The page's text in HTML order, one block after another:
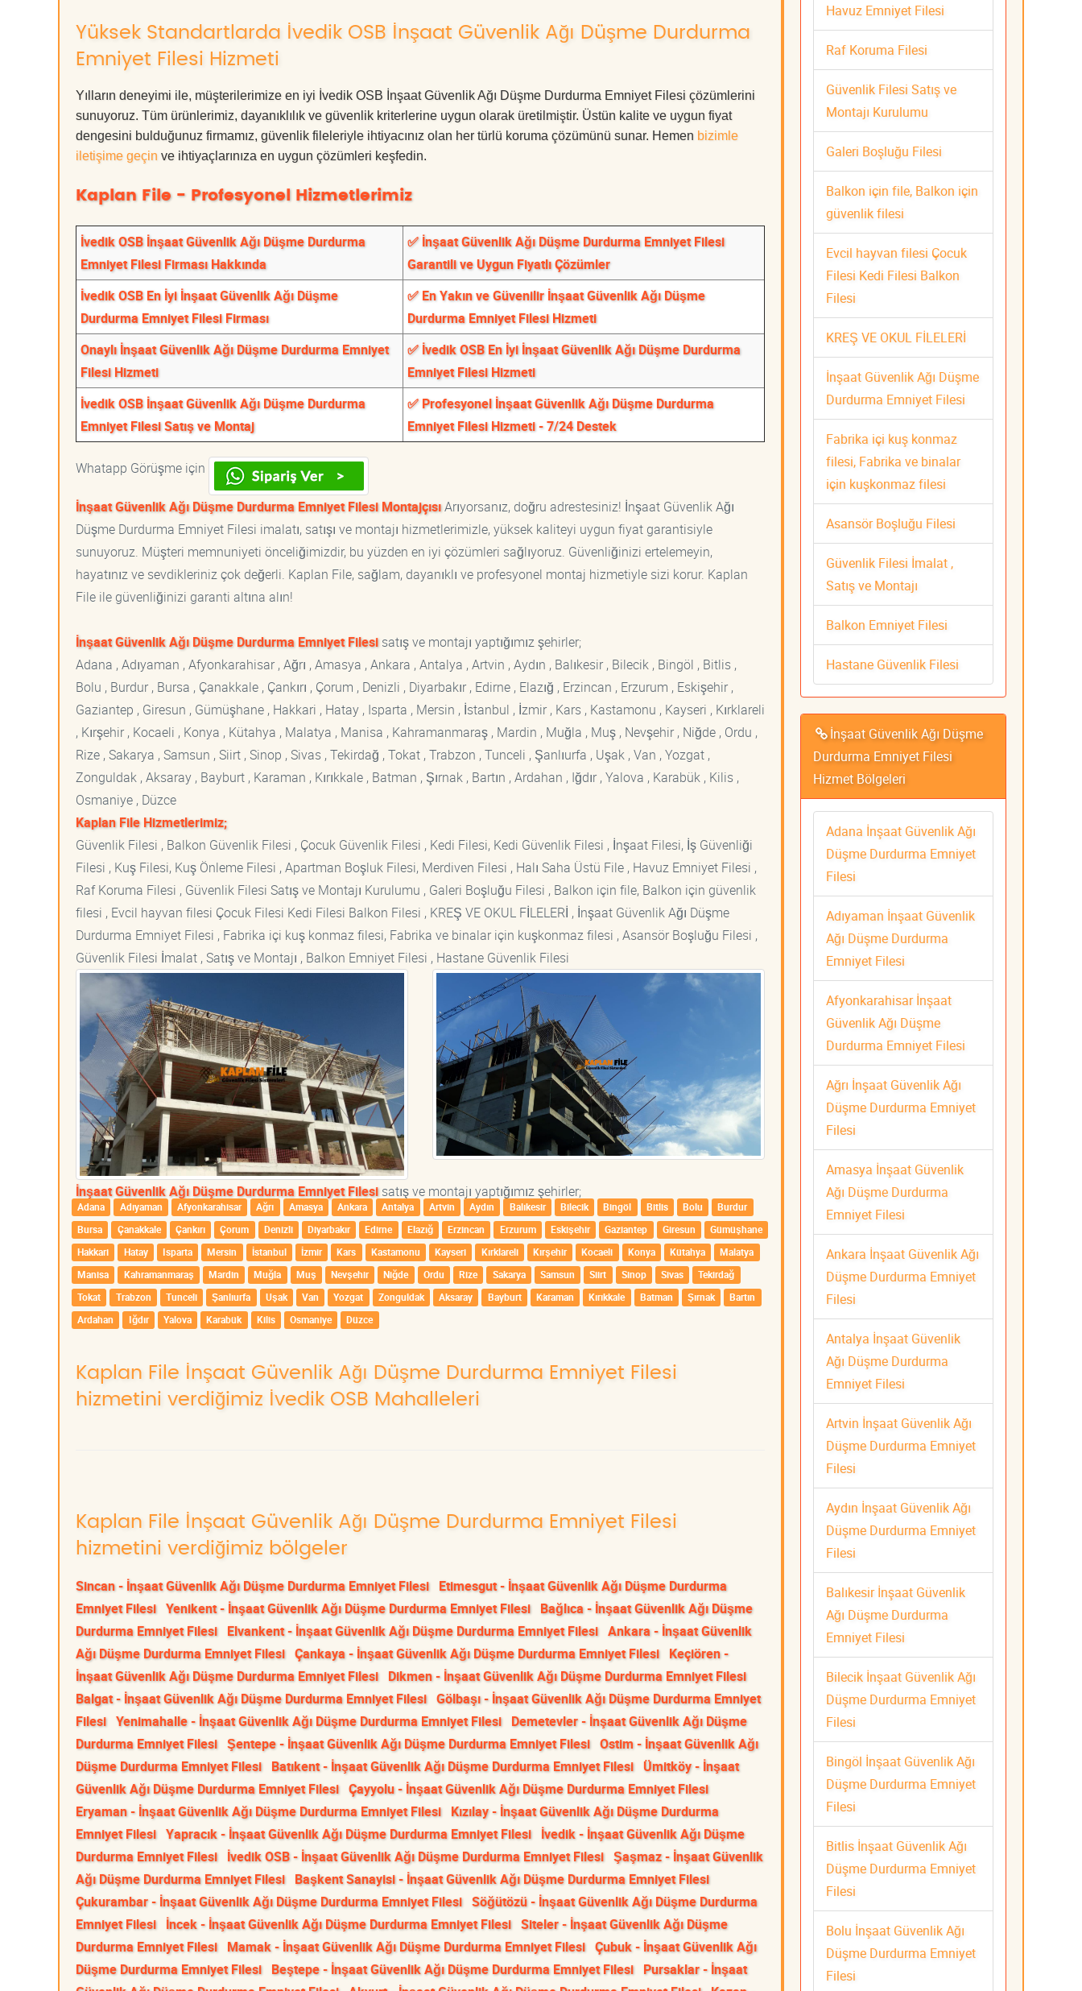
Yüksek Standartlarda İvedik OSB İnşaat Güvenlik Ağı Düşme Durdurma
Emniyet Filesi Hizmeti
Yılların deneyimi ile, müşterilerimize en iyi İvedik OSB İnşaat Güvenlik Ağı Düşme Durdurma Emniyet Filesi çözümlerini
sunuyoruz. Tüm ürünlerimiz, dayanıklılık ve güvenlik kriterlerine uygun olarak üretilmiştir. Üstün kalite ve uygun fiyat
dengesini bulduğunuz firmamız, güvenlik fileleriyle ihtiyacınız olan her türlü koruma çözümünü sunar. Hemen bizimle
iletişime geçin ve ihtiyaçlarınıza en uygun çözümleri keşfedin.
Kaplan File - Profesyonel Hizmetlerimiz
İvedik OSB İnşaat Güvenlik Ağı Düşme Durdurma
Emniyet Filesi Firması Hakkında
✅ İnşaat Güvenlik Ağı Düşme Durdurma Emniyet Filesi
Garantili ve Uygun Fiyatlı Çözümler
İvedik OSB En İyi İnşaat Güvenlik Ağı Düşme
Durdurma Emniyet Filesi Firması
✅ En Yakın ve Güvenilir İnşaat Güvenlik Ağı Düşme
Durdurma Emniyet Filesi Hizmeti
Onaylı İnşaat Güvenlik Ağı Düşme Durdurma Emniyet
Filesi Hizmeti
✅ İvedik OSB En İyi İnşaat Güvenlik Ağı Düşme Durdurma
Emniyet Filesi Hizmeti
İvedik OSB İnşaat Güvenlik Ağı Düşme Durdurma
Emniyet Filesi Satış ve Montaj
✅ Profesyonel İnşaat Güvenlik Ağı Düşme Durdurma
Emniyet Filesi Hizmeti - 7/24 Destek
Whatapp Görüşme için
İnşaat Güvenlik Ağı Düşme Durdurma Emniyet Filesi MontajçısıArıyorsanız, doğru adrestesiniz! İnşaat Güvenlik Ağı
Düşme Durdurma Emniyet Filesi imalatı, satışı ve montajı hizmetlerimizle, yüksek kaliteyi uygun fiyat garantisiyle
sunuyoruz. Müşteri memnuniyeti önceliğimizdir, bu yüzden en iyi çözümleri sağlıyoruz. Güvenliğinizi ertelemeyin,
hayatınız ve sevdikleriniz çok değerli. Kaplan File, sağlam, dayanıklı ve profesyonel montaj hizmetiyle sizi korur. Kaplan
File ile güvenliğinizi garanti altına alın!
İnşaat Güvenlik Ağı Düşme Durdurma Emniyet Filesisatış ve montajı yaptığımız şehirler;
Adana , Adıyaman , Afyonkarahisar , Ağrı , Amasya , Ankara , Antalya , Artvin , Aydın , Balıkesir , Bilecik , Bingöl , Bitlis ,
Bolu , Burdur , Bursa , Çanakkale , Çankırı , Çorum , Denizli , Diyarbakır , Edirne , Elazığ , Erzincan , Erzurum , Eskişehir ,
Gaziantep , Giresun , Gümüşhane , Hakkari , Hatay , Isparta , Mersin , İstanbul , İzmir , Kars , Kastamonu , Kayseri , Kırklareli
, Kırşehir , Kocaeli , Konya , Kütahya , Malatya , Manisa , Kahramanmaraş , Mardin , Muğla , Muş , Nevşehir , Niğde , Ordu ,
Rize , Sakarya , Samsun , Siirt , Sinop , Sivas , Tekirdağ , Tokat , Trabzon , Tunceli , Şanlıurfa , Uşak , Van , Yozgat ,
Zonguldak , Aksaray , Bayburt , Karaman , Kırıkkale , Batman , Şırnak , Bartın , Ardahan , Iğdır , Yalova , Karabük , Kilis ,
Osmaniye , Düzce
Kaplan File Hizmetlerimiz;
Güvenlik Filesi , Balkon Güvenlik Filesi , Çocuk Güvenlik Filesi , Kedi Filesi, Kedi Güvenlik Filesi , İnşaat Filesi, İş Güvenliği
Filesi , Kuş Filesi, Kuş Önleme Filesi , Apartman Boşluk Filesi, Merdiven Filesi , Halı Saha Üstü File , Havuz Emniyet Filesi ,
Raf Koruma Filesi , Güvenlik Filesi Satış ve Montajı Kurulumu , Galeri Boşluğu Filesi , Balkon için file, Balkon için güvenlik
filesi , Evcil hayvan filesi Çocuk Filesi Kedi Filesi Balkon Filesi , KREŞ VE OKUL FİLELERİ , İnşaat Güvenlik Ağı Düşme
Durdurma Emniyet Filesi , Fabrika içi kuş konmaz filesi, Fabrika ve binalar için kuşkonmaz filesi , Asansör Boşluğu Filesi ,
Güvenlik Filesi İmalat , Satış ve Montajı , Balkon Emniyet Filesi , Hastane Güvenlik Filesi
İnşaat Güvenlik Ağı Düşme Durdurma Emniyet Filesisatış ve montajı yaptığımız şehirler;
Adana Adıyaman Afyonkarahisar Ağrı Amasya Ankara Antalya Artvin Aydın Balıkesir Bilecik Bingöl Bitlis Bolu
Burdur
Bursa
Çanakkale Çankırı Çorum Denizli Diyarbakır Edirne Elazığ Erzincan Erzurum Eskişehir Gaziantep Giresun
Gümüşhane
Hakkari
Hatay Isparta Mersin İstanbul İzmir Kars Kastamonu Kayseri Kırklareli Kırşehir Kocaeli Konya Kütahya
Malatya
Manisa
Kahramanmaraş Mardin Muğla Muş Nevşehir Niğde Ordu Rize Sakarya Samsun Siirt Sinop Sivas
Tekirdağ
Tokat
Trabzon Tunceli Şanlıurfa Uşak Van Yozgat Zonguldak Aksaray Bayburt Karaman Kırıkkale Batman Şırnak
Bartın
Ardahan
Iğdır Yalova Karabük Kilis Osmaniye Düzce
Kaplan File İnşaat Güvenlik Ağı Düşme Durdurma Emniyet Filesi
hizmetini verdiğimiz İvedik OSB Mahalleleri
Kaplan File İnşaat Güvenlik Ağı Düşme Durdurma Emniyet Filesi
hizmetini verdiğimiz bölgeler
Sincan - İnşaat Güvenlik Ağı Düşme Durdurma Emniyet Filesi Etimesgut - İnşaat Güvenlik Ağı Düşme Durdurma
Emniyet Filesi Yenikent - İnşaat Güvenlik Ağı Düşme Durdurma Emniyet Filesi Bağlıca - İnşaat Güvenlik Ağı Düşme
Durdurma Emniyet Filesi Elvankent - İnşaat Güvenlik Ağı Düşme Durdurma Emniyet Filesi Ankara - İnşaat Güvenlik
Ağı Düşme Durdurma Emniyet Filesi Çankaya - İnşaat Güvenlik Ağı Düşme Durdurma Emniyet Filesi Keçiören -
İnşaat Güvenlik Ağı Düşme Durdurma Emniyet Filesi Dikmen - İnşaat Güvenlik Ağı Düşme Durdurma Emniyet Filesi
Balgat - İnşaat Güvenlik Ağı Düşme Durdurma Emniyet Filesi Gölbaşı - İnşaat Güvenlik Ağı Düşme Durdurma Emniyet
Filesi Yenimahalle - İnşaat Güvenlik Ağı Düşme Durdurma Emniyet Filesi Demetevler - İnşaat Güvenlik Ağı Düşme
Durdurma Emniyet Filesi Şentepe - İnşaat Güvenlik Ağı Düşme Durdurma Emniyet Filesi Ostim - İnşaat Güvenlik Ağı
Düşme Durdurma Emniyet Filesi Batıkent - İnşaat Güvenlik Ağı Düşme Durdurma Emniyet Filesi Ümitköy - İnşaat
Güvenlik Ağı Düşme Durdurma Emniyet Filesi Çayyolu - İnşaat Güvenlik Ağı Düşme Durdurma Emniyet Filesi
Eryaman - İnşaat Güvenlik Ağı Düşme Durdurma Emniyet Filesi Kızılay - İnşaat Güvenlik Ağı Düşme Durdurma
Emniyet Filesi Yapracık - İnşaat Güvenlik Ağı Düşme Durdurma Emniyet Filesi İvedik - İnşaat Güvenlik Ağı Düşme
Durdurma Emniyet Filesi İvedik OSB - İnşaat Güvenlik Ağı Düşme Durdurma Emniyet Filesi Şaşmaz - İnşaat Güvenlik
Ağı Düşme Durdurma Emniyet Filesi Başkent Sanayisi - İnşaat Güvenlik Ağı Düşme Durdurma Emniyet Filesi
Çukurambar - İnşaat Güvenlik Ağı Düşme Durdurma Emniyet Filesi Söğütözü - İnşaat Güvenlik Ağı Düşme Durdurma
Emniyet Filesi İncek - İnşaat Güvenlik Ağı Düşme Durdurma Emniyet Filesi Siteler - İnşaat Güvenlik Ağı Düşme
Durdurma Emniyet Filesi Mamak - İnşaat Güvenlik Ağı Düşme Durdurma Emniyet Filesi Çubuk - İnşaat Güvenlik Ağı
Düşme Durdurma Emniyet Filesi Beştepe - İnşaat Güvenlik Ağı Düşme Durdurma Emniyet Filesi Pursaklar - İnşaat
Havuz Emniyet Filesi
Raf Koruma Filesi
Güvenlik Filesi Satış ve
Montajı Kurulumu
Galeri Boşluğu Filesi
Balkon için file, Balkon için
güvenlik filesi
Evcil hayvan filesi Çocuk
Filesi Kedi Filesi Balkon
Filesi
KREŞ VE OKUL FİLELERİ
İnşaat Güvenlik Ağı Düşme
Durdurma Emniyet Filesi
Fabrika içi kuş konmaz
filesi, Fabrika ve binalar
için kuşkonmaz filesi
Asansör Boşluğu Filesi
Güvenlik Filesi İmalat ,
Satış ve Montajı
Balkon Emniyet Filesi
Hastane Güvenlik Filesi
İnşaat Güvenlik Ağı Düşme
Durdurma Emniyet Filesi
Hizmet Bölgeleri
Adana İnşaat Güvenlik Ağı
Düşme Durdurma Emniyet
Filesi
Adıyaman İnşaat Güvenlik
Ağı Düşme Durdurma
Emniyet Filesi
Afyonkarahisar İnşaat
Güvenlik Ağı Düşme
Durdurma Emniyet Filesi
Ağrı İnşaat Güvenlik Ağı
Düşme Durdurma Emniyet
Filesi
Amasya İnşaat Güvenlik
Ağı Düşme Durdurma
Emniyet Filesi
Ankara İnşaat Güvenlik Ağı
Düşme Durdurma Emniyet
Filesi
Antalya İnşaat Güvenlik
Ağı Düşme Durdurma
Emniyet Filesi
Artvin İnşaat Güvenlik Ağı
Düşme Durdurma Emniyet
Filesi
Aydın İnşaat Güvenlik Ağı
Düşme Durdurma Emniyet
Filesi
Balıkesir İnşaat Güvenlik
Ağı Düşme Durdurma
Emniyet Filesi
Bilecik İnşaat Güvenlik Ağı
Düşme Durdurma Emniyet
Filesi
Bingöl İnşaat Güvenlik Ağı
Düşme Durdurma Emniyet
Filesi
Bitlis İnşaat Güvenlik Ağı
Düşme Durdurma Emniyet
Filesi
Bolu İnşaat Güvenlik Ağı
Düşme Durdurma Emniyet
Filesi